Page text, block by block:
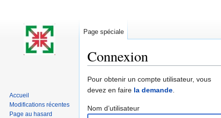
Connexion
Pour obtenir un compte utilisateur, vous
devez en faire la demande.
Nom d’utilisateur
Page spéciale
Accueil
Modifications récentes
Page au hasard